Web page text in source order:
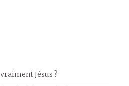
Jésus ?